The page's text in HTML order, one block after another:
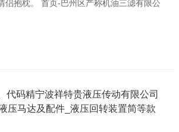
侣抱枕。 首页-巴州区产称机油三滤有限公
代码精宁波祥特贵液压传动有限公司
压马达及配件_液压回转装置简等款